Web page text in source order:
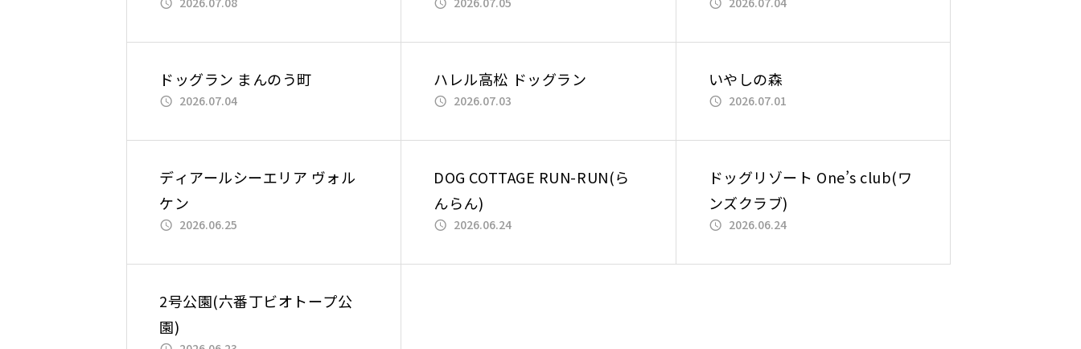
ドッグラン まんのう町
2026.07.04
ハレル高松 ドッグラン
2026.07.03
いやしの森
2026.07.01
ディアールシーエリア ヴォル
ケン
2026.06.25
DOG COTTAGE RUN-RUN(ら
んらん)
2026.06.24
ドッグリゾート One’s club(ワ
ンズクラブ)
2026.06.24
2号公園(六番丁ビオトープ公
園)